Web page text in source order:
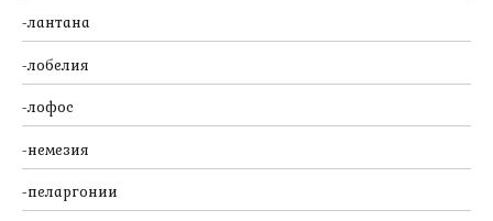
лантана
лобелия
лофос
немезия
пеларгонии